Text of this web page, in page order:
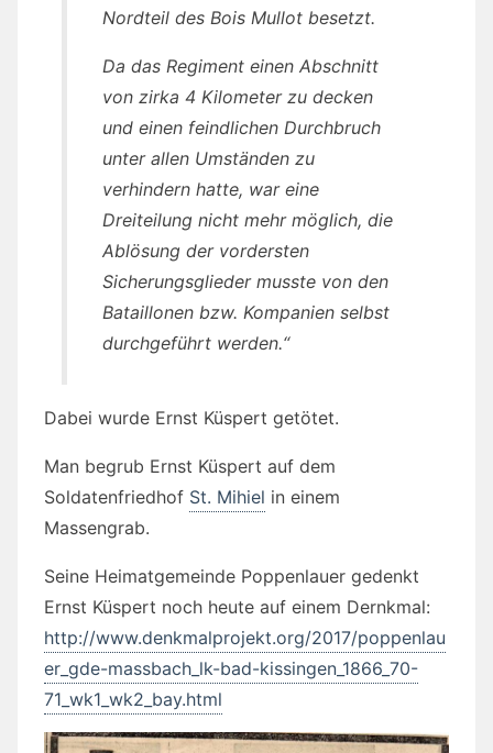
Nordteil des Bois Mullot besetzt.
Da das Regiment einen Abschnitt
von zirka 4 Kilometer zu decken
und einen feindlichen Durchbruch
unter allen Umständen zu
verhindern hatte, war eine
Dreiteilung nicht mehr möglich, die
Ablösung der vordersten
Sicherungsglieder musste von den
Bataillonen bzw. Kompanien selbst
durchgeführt werden.“
Dabei wurde Ernst Küspert getötet.
Man begrub Ernst Küspert auf dem
Soldatenfriedhof St. Mihiel in einem
Massengrab.
Seine Heimatgemeinde Poppenlauer gedenkt
Ernst Küspert noch heute auf einem Dernkmal:
http://www.denkmalprojekt.org/2017/poppenlau
er_gde-massbach_lk-bad-kissingen_1866_70-
71_wk1_wk2_bay.html